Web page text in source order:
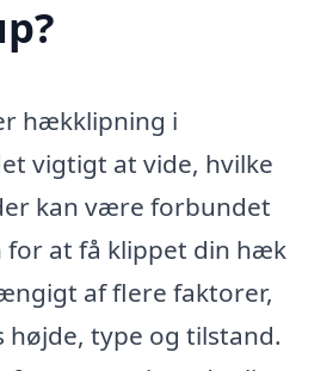
hækklipning i
vigtigt at vide, hvilke
kan være forbundet
for at få klippet din hæk
af flere faktorer,
højde, type og tilstand.